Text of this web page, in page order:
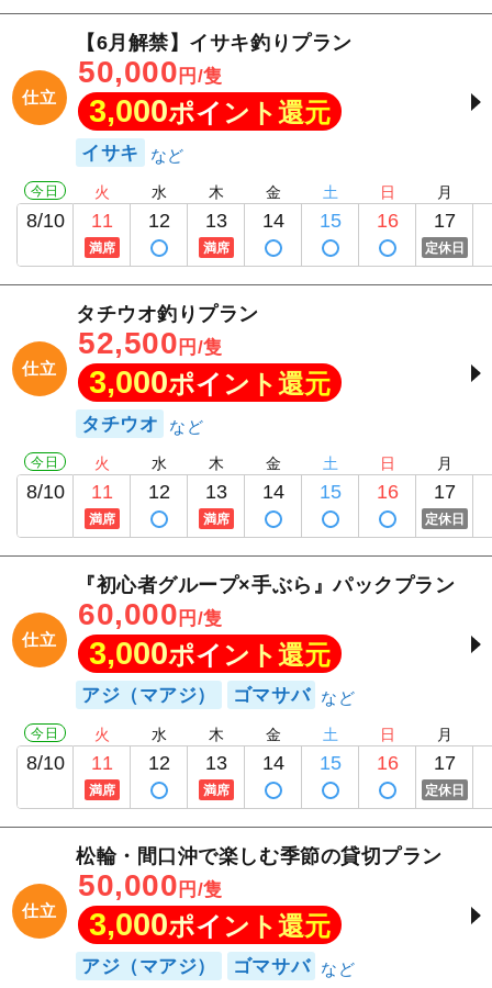
仕立
【6月解禁】イサキ釣りプラン
50,000 円/隻
3,000ポイント還元
イサキ
今日
8/10
火
11
満席
水
12
木
13
満席
金
14
土
15
日
16
月
17
定休日
仕立
タチウオ釣りプラン
52,500 円/隻
3,000ポイント還元
タチウオ
今日
8/10
火
11
満席
水
12
木
13
満席
金
14
土
15
日
16
月
17
定休日
仕立
『初心者グループ×手ぶら』パックプラン
60,000 円/隻
3,000ポイント還元
アジ（マアジ） ゴマサバ
今日
8/10
火
11
満席
水
12
木
13
満席
金
14
土
15
日
16
月
17
定休日
仕立
松輪・間口沖で楽しむ季節の貸切プラン
50,000 円/隻
3,000ポイント還元
アジ（マアジ） ゴマサバ